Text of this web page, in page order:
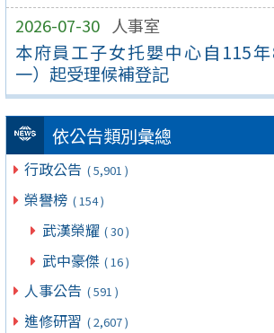
2026-07-30 人事室
本府員工子女托嬰中心自115
一）起受理候補登記
依公告類別彙總
行政公告 ( 5,901 )
榮譽榜 ( 154 )
武漢榮耀 ( 30 )
武中豪傑 ( 16 )
人事公告 ( 591 )
進修研習 ( 2,607 )